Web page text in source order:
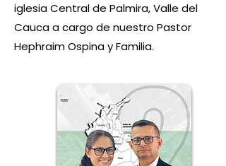
iglesia Central de Palmira, Valle del
Cauca a cargo de nuestro Pastor
Hephraim Ospina y Familia.